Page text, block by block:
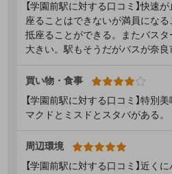
【学園前駅に対する口コミ】快速
座ることはできないが満員にな
抵座ることができる。またバス
大きい。駅もそうだがバスが奈良
買い物・食事
【学園前駅に対する口コミ】特別
マクドとミスドとスタバがある。
周辺環境
【学園前駅に対する口コミ】近く